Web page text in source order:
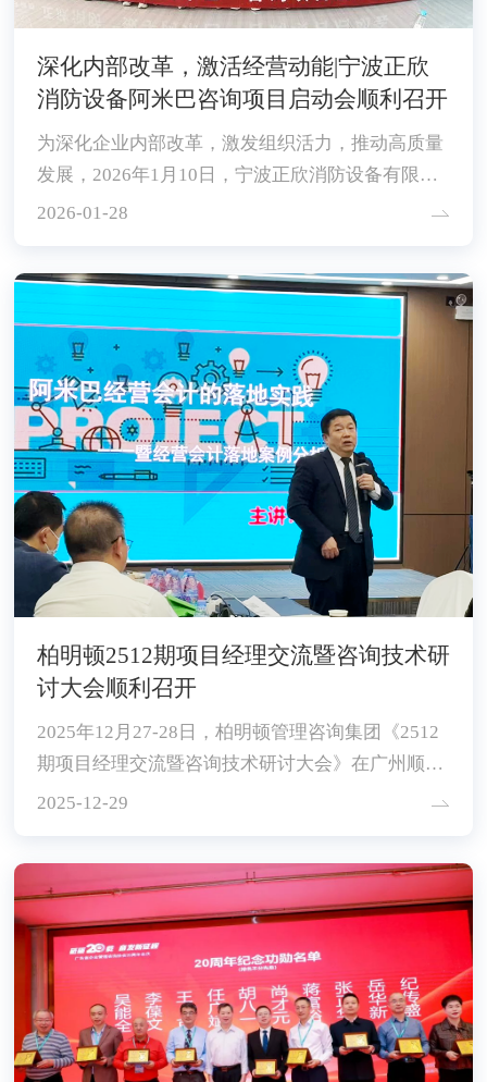
深化内部改革，激活经营动能|宁波正欣
消防设备阿米巴咨询项目启动会顺利召开
为深化企业内部改革，激发组织活力，推动高质量
发展，2026年1月10日，宁波正欣消防设备有限公
司隆重召开“数字阿米巴”咨询项目启动大会。
2026-01-28
柏明顿2512期项目经理交流暨咨询技术研
讨大会顺利召开
2025年12月27-28日，柏明顿管理咨询集团《2512
期项目经理交流暨咨询技术研讨大会》在广州顺利
召开。
2025-12-29